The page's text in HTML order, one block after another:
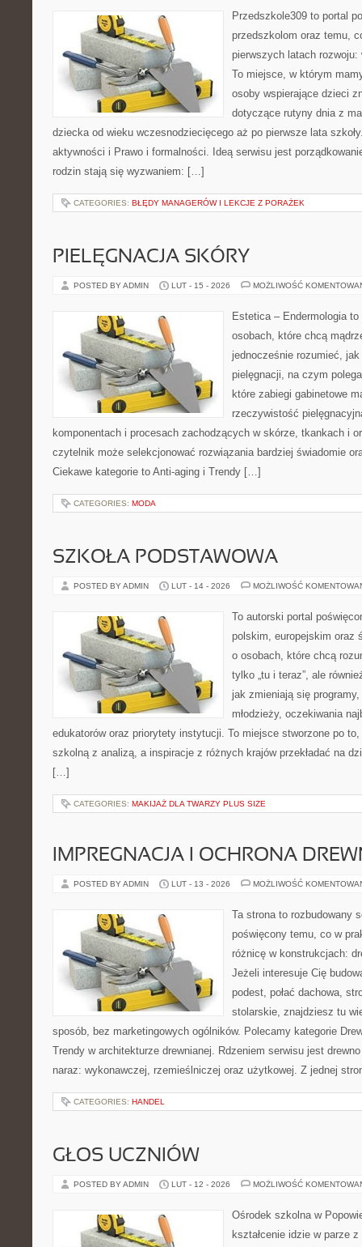
Przedszkole309 to portal
przedszkolom oraz temu,
pierwszych latach
To miejsce, w którym
osoby wspierające dzieci
dotyczące rutyny dnia z
dziecka od wieku wczesnodziecięcego aż po pierwsze lata
aktywności i Prawo i formalności. Ideą serwisu jest
rodzin stają się wyzwaniem: […]
CATEGORIES: BŁĘDY MANAGERÓW I LEKCJE Z PORAŻEK
PIELĘGNACJA SKÓRY
POSTED BY ADMIN LUT - 15 - 2026 MOŻLIWOŚĆ
Estetica – Endermologia
osobach, które chcą
jednocześnie rozumieć, jak
pielęgnacji, na czym
które zabiegi gabinetowe
rzeczywistość
komponentach i procesach zachodzących w skórze, tkankach i
czytelnik może selekcjonować rozwiązania bardziej świadomie
Ciekawe kategorie to Anti-aging i Trendy […]
CATEGORIES: MODA
SZKOŁA PODSTAWOWA
POSTED BY ADMIN LUT - 14 - 2026 MOŻLIWOŚĆ
To autorski portal
polskim, europejskim oraz
o osobach, które chcą
tylko „tu i teraz”, ale
jak zmieniają się
młodzieży, oczekiwania
edukatorów oraz priorytety instytucji. To miejsce stworzone po
szkolną z analizą, a inspiracje z różnych krajów przekładać na
[…]
CATEGORIES: MAKIJAŻ DLA TWARZY PLUS SIZE
IMPREGNACJA I OCHRONA
POSTED BY ADMIN LUT - 13 - 2026 MOŻLIWOŚĆ
Ta strona to rozbudowany
poświęcony temu, co w
różnicę w konstrukcjach:
Jeżeli interesuje Cię
podest, połać dachowa,
stolarskie, znajdziesz tu
sposób, bez marketingowych ogólników. Polecamy kategorie
Trendy w architekturze drewnianej. Rdzeniem serwisu jest
naraz: wykonawczej, rzemieślniczej oraz użytkowej. Z jednej
CATEGORIES: HANDEL
GŁOS UCZNIÓW
POSTED BY ADMIN LUT - 12 - 2026 MOŻLIWOŚĆ
Ośrodek szkolna w
kształcenie idzie w parze